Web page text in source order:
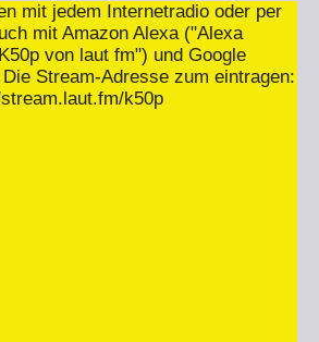
mit jedem Internetradio oder per
mit Amazon Alexa ("Alexa
von laut fm") und Google
Stream-Adresse zum eintragen:
k50p